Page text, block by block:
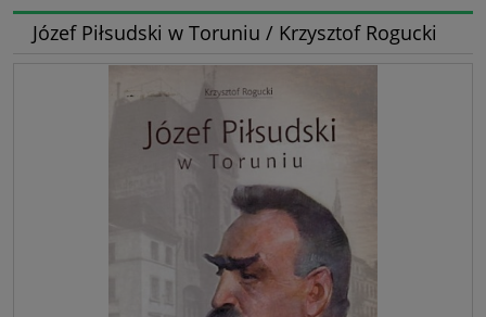
Józef Piłsudski w Toruniu / Krzysztof Rogucki